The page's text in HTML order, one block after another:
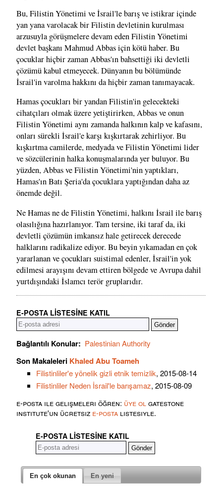
Bu, Filistin Yönetimi ve İsrail'le barış ve istikrar içinde
yan yana varolacak bir Filistin devletinin kurulması
arzusuyla görüşmelere devam eden Filistin Yönetimi
devlet başkanı Mahmud Abbas için kötü haber. Bu
çocuklar hiçbir zaman Abbas'ın bahsettiği iki devletli
çözümü kabul etmeyecek. Dünyanın bu bölümünde
İsrail'in varolma hakkını da hiçbir zaman tanımayacak.
Hamas çocukları bir yandan Filistin'in gelecekteki
cihatçıları olmak üzere yetiştirirken, Abbas ve onun
Filistin Yönetimi aynı zamanda halkının kalp ve kafasını,
onları sürekli İsrail'e karşı kışkırtarak zehirliyor. Bu
kışkırtma camilerde, medyada ve Filistin Yönetimi lider
ve sözcülerinin halka konuşmalarında yer buluyor. Bu
yüzden, Abbas ve Filistin Yönetimi'nin yaptıkları,
Hamas'ın Batı Şeria'da çocuklara yaptığından daha az
önemde değil.
Ne Hamas ne de Filistin Yönetimi, halkını İsrail ile barış
olasılığına hazırlanıyor. Tam tersine, iki taraf da, iki
devletli çözümün imkansız hale getirecek derecede
halklarını radikalize ediyor. Bu beyin yıkamadan en çok
yararlanan ve çocukları suistimal edenler, İsrail'in yok
edilmesi arayışını devam ettiren bölgede ve Avrupa dahil
yurtdışındaki İslamcı terör gruplarıdır.
E-POSTA LISTESINE KATIL
Bağlantılı Konular: Palestinian Authority
Son Makaleleri Khaled Abu Toameh
Filistinliler'e yönelik gizli etnik temizlik, 2015-08-14
Filistinliler Neden İsrail'le barışamaz, 2015-08-09
e-posta ile gelişmeleri öğren: üye olgatestone
institute'un ücretsiz e-posta listesiyle.
E-POSTA LISTESINE KATIL
En çok okunan En yeni